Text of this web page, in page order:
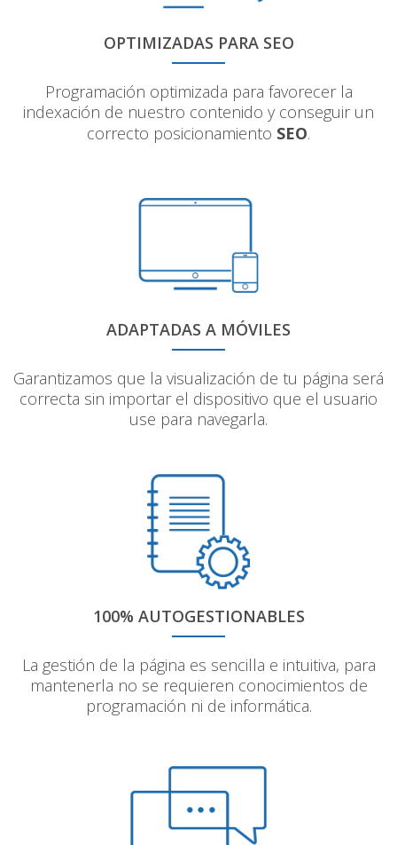
OPTIMIZADAS PARA SEO
Programación optimizada para favorecer la
indexación de nuestro contenido y conseguir un
correcto posicionamiento SEO.
ADAPTADAS A MÓVILES
Garantizamos que la visualización de tu página será
correcta sin importar el dispositivo que el usuario
use para navegarla.
100% AUTOGESTIONABLES
La gestión de la página es sencilla e intuitiva, para
mantenerla no se requieren conocimientos de
programación ni de informática.